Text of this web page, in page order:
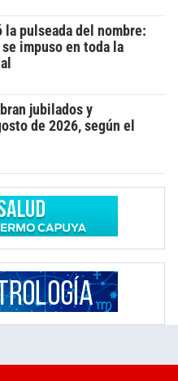
la pulseada del nombre:
impuso en toda la
jubilados y
de 2026, según el